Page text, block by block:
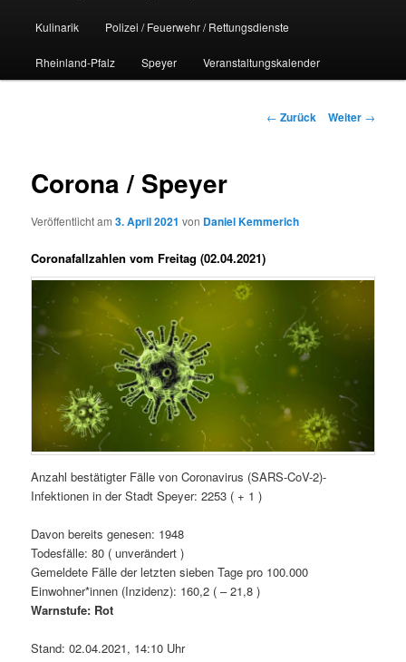
Kulinarik Polizei / Feuerwehr / Rettungsdienste
Rheinland-Pfalz Speyer Veranstaltungskalender
Beitrags-
← Zurück Weiter →
Corona / Speyer
Veröffentlicht am3. April 2021 von Daniel Kemmerich
Coronafallzahlen vom Freitag (02.04.2021)
Anzahl bestätigter Fälle von Coronavirus (SARS-CoV-2)-
Infektionen in der Stadt Speyer: 2253 ( + 1 )
Davon bereits genesen: 1948
Todesfälle: 80 ( unverändert )
Gemeldete Fälle der letzten sieben Tage pro 100.000
Einwohner*innen (Inzidenz): 160,2 ( – 21,8 )
Warnstufe: Rot
Stand: 02.04.2021, 14:10 Uhr